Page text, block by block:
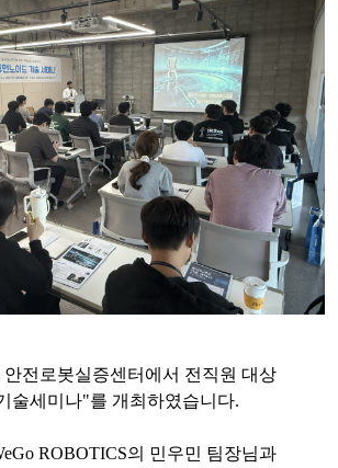
안전로봇실증센터에서 전직원 대상
술세미나"를 개최하였습니다.
ROBOTICS의 민우민 팀장님과